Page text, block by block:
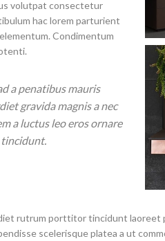
volutpat consectetur
hac lorem parturient
Condimentum
a penatibus mauris
gravida magnis a nec
a luctus leo eros ornare
rutrum porttitor tincidunt
scelerisque platea a ut